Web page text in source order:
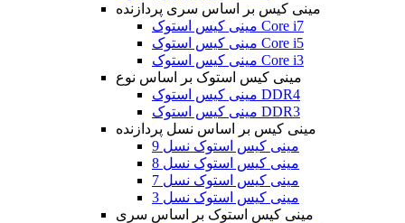
مینی کیس بر اساس سری پردازنده
مینی کیس استوک Core i7
مینی کیس استوک Core i5
مینی کیس استوک Core i3
مینی کیس استوک بر اساس نوع
مینی کیس استوک DDR4
مینی کیس استوک DDR3
مینی کیس بر اساس نسل پردازنده
مینی کیس استوک نسل 9
مینی کیس استوک نسل 8
مینی کیس استوک نسل 7
مینی کیس استوک نسل 3
مینی کیس استوک بر اساس سری